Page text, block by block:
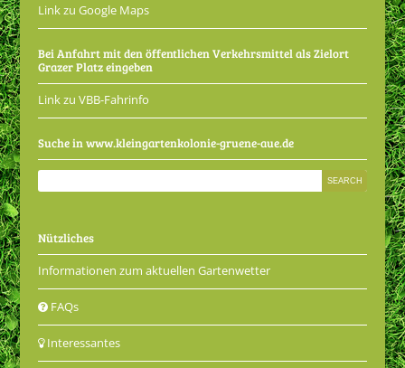
Link zu Google Maps
Bei Anfahrt mit den öffentlichen Verkehrsmittel als Zielort
Grazer Platz eingeben
Link zu VBB-Fahrinfo
Suche in www.kleingartenkolonie-gruene-aue.de
Nützliches
Informationen zum aktuellen Gartenwetter
FAQs
Interessantes